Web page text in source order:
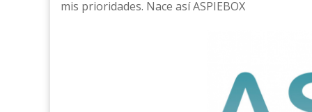
mis prioridades. Nace así ASPIEBOX